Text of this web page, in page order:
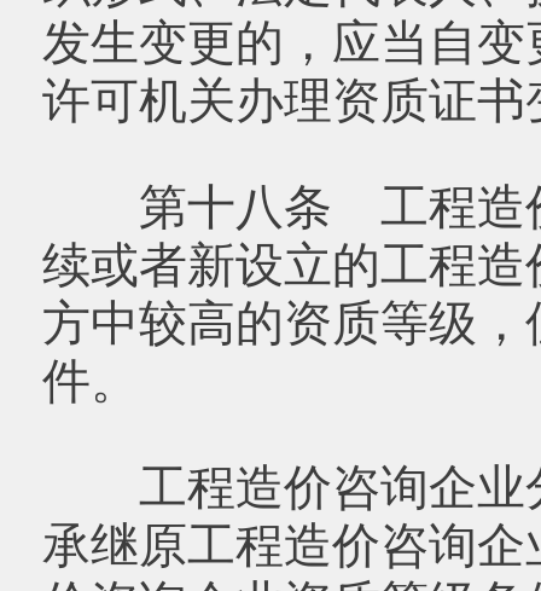
发生变更的，应当自
许可机关办理资质证书
第十八条 工程造价
续或者新设立的工程
方中较高的资质等级
件。
工程造价咨询企业
承继原工程造价咨询